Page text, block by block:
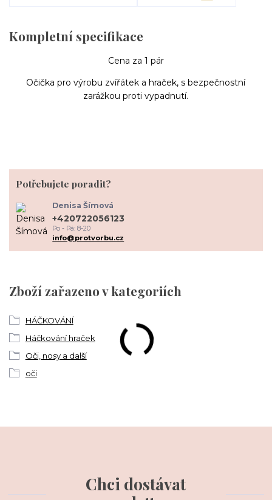
Kompletní specifikace
Cena za 1 pár
Očička pro výrobu zvířátek a hraček, s bezpečnostní
zarážkou proti vypadnutí.
Zboží zařazeno v kategoriích
HÁČKOVÁNÍ
Háčkování hraček
Oči, nosy a další
oči
Potřebujete poradit?
Denisa Šímová
+420722056123
Po - Pá: 8-20
info@protvorbu.cz
Chci dostávat